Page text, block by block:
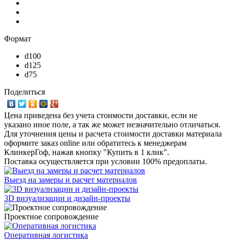
Формат
d100
d125
d75
Поделиться
Цена приведена без учета стоимости доставки, если не
указано иное поле, а так же может незначительно отличаться.
Для уточнения цены и расчета стоимости доставки материала
оформите заказ online или обратитесь к менеджерам
КлинкерГоф, нажав кнопку "Купить в 1 клик".
Поставка осуществляется при условии 100% предоплаты.
Выезд на замеры и расчет материалов
3D визуализации и дизайн-проекты
Проектное сопровождение
Оперативная логистика